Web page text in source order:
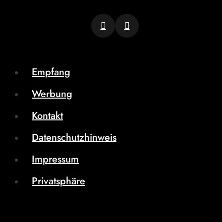
Empfang
Werbung
Kontakt
Datenschutzhinweis
Impressum
Privatsphäre